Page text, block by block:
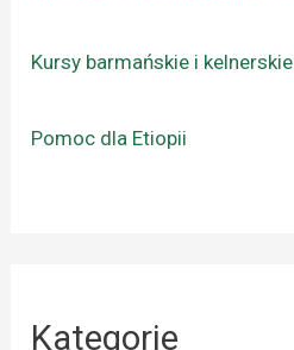
Kursy barmańskie i kelnerskie
Pomoc dla Etiopii
Kategorie